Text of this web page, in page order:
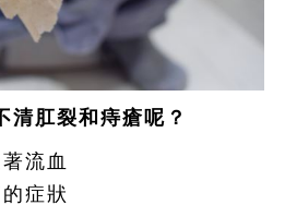
清肛裂和痔瘡呢？
流血
症狀